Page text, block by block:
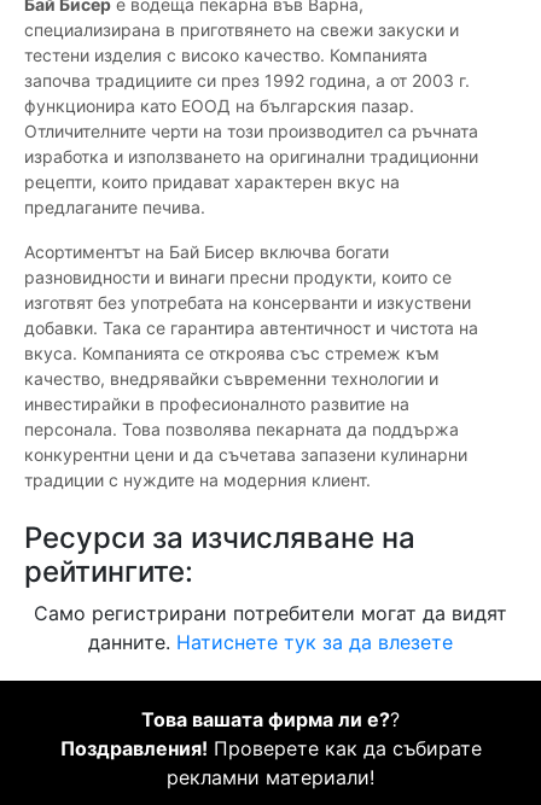
Бай Бисер е водеща пекарна във Варна,
специализирана в приготвянето на свежи закуски и
тестени изделия с високо качество. Компанията
започва традициите си през 1992 година, а от 2003 г.
функционира като ЕООД на българския пазар.
Отличителните черти на този производител са ръчната
изработка и използването на оригинални традиционни
рецепти, които придават характерен вкус на
предлаганите печива.
Асортиментът на Бай Бисер включва богати
разновидности и винаги пресни продукти, които се
изготвят без употребата на консерванти и изкуствени
добавки. Така се гарантира автентичност и чистота на
вкуса. Компанията се откроява със стремеж към
качество, внедрявайки съвременни технологии и
инвестирайки в професионалното развитие на
персонала. Това позволява пекарната да поддържа
конкурентни цени и да съчетава запазени кулинарни
традиции с нуждите на модерния клиент.
Ресурси за изчисляване на
рейтингите:
Само регистрирани потребители могат да видят
данните. Натиснете тук за да влезете
Това вашата фирма ли е??
Поздравления! Проверете как да събирате
рекламни материали!